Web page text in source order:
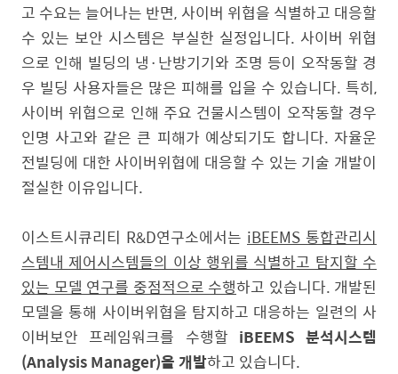
고 수요는 늘어나는 반면, 사이버 위협을 식별하고 대응할
수 있는 보안 시스템은 부실한 실정입니다. 사이버 위협
으로 인해 빌딩의 냉·난방기기와 조명 등이 오작동할 경
우 빌딩 사용자들은 많은 피해를 입을 수 있습니다. 특히,
사이버 위협으로 인해 주요 건물시스템이 오작동할 경우
인명 사고와 같은 큰 피해가 예상되기도 합니다. 자율운
전빌딩에 대한 사이버위협에 대응할 수 있는 기술 개발이
절실한 이유입니다.
이스트시큐리티 R&D연구소에서는 iBEEMS 통합관리시
스템내 제어시스템들의 이상 행위를 식별하고 탐지할 수
있는 모델 연구를 중점적으로 수행하고 있습니다. 개발된
모델을 통해 사이버위협을 탐지하고 대응하는 일련의 사
이버보안 프레임워크를 수행할 iBEEMS 분석시스템
(Analysis Manager)을 개발하고 있습니다.